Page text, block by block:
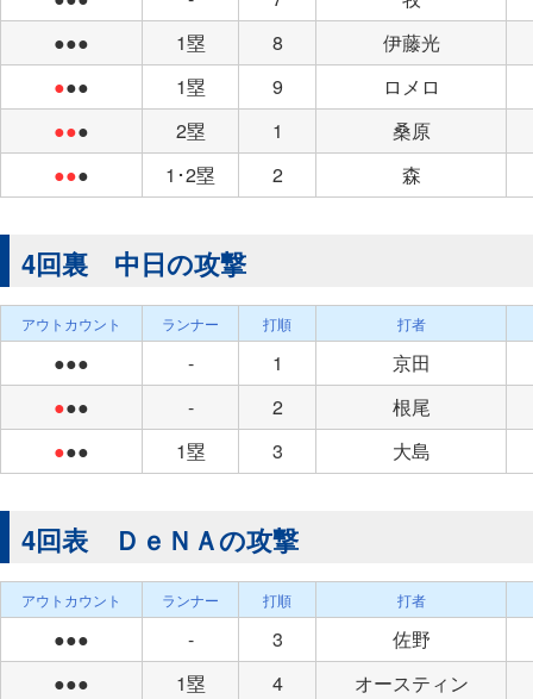
●●●
1塁 8
伊藤光
●●● 1塁 9
ロメロ
●●● 2塁 1
桑原
●●● 1･2塁 2 森
4回裏 中日の攻撃
アウトカウント ランナー 打順 打者
●●● - 1
京田
●●● - 2
根尾
●●● 1塁 3 大島
4回表 ＤｅＮＡの攻撃
アウトカウント ランナー 打順 打者
●●● - 3
佐野
●●●
1塁 4
オースティン